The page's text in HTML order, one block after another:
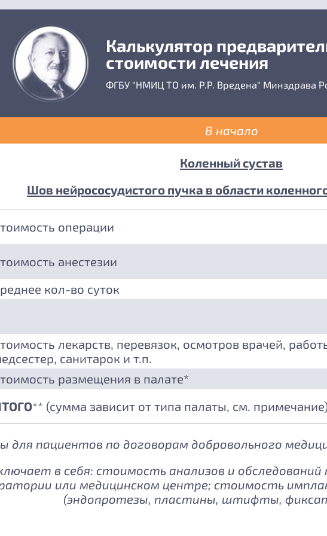
Калькулятор
стоимости лечения
ФГБУ "НМИЦ ТО им. Р.Р. Вредена" Минздрава
В начало
Коленный сустав
Шов нейрососудистого пучка в области
операции
анестезии
кол-во суток
лекарств, перевязок, осмотров врачей,
санитарок и т.п.
размещения в палате*
** (сумма зависит от типа палаты, см.
для пациентов по договорам добровольного
в себя: стоимость анализов и
или медицинском центре; стоимость
(эндопротезы, пластины, штифты,